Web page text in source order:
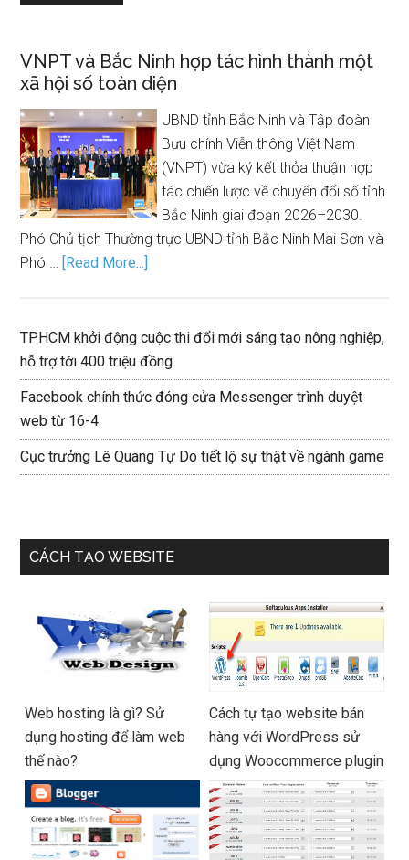
VNPT và Bắc Ninh hợp tác hình thành một
xã hội số toàn diện
UBND tỉnh Bắc Ninh và Tập đoàn
Bưu chính Viễn thông Việt Nam
(VNPT) vừa ký kết thỏa thuận hợp
tác chiến lược về chuyển đổi số tỉnh
Bắc Ninh giai đoạn 2026–2030.
Phó Chủ tịch Thường trực UBND tỉnh Bắc Ninh Mai Sơn và
Phó …
[Read More...]
TPHCM khởi động cuộc thi đổi mới sáng tạo nông nghiệp,
hỗ trợ tới 400 triệu đồng
Facebook chính thức đóng cửa Messenger trình duyệt
web từ 16-4
Cục trưởng Lê Quang Tự Do tiết lộ sự thật về ngành game
CÁCH TẠO WEBSITE
Web hosting là gì? Sử
dụng hosting để làm web
thế nào?
Cách tự tạo website bán
hàng với WordPress sử
dụng Woocommerce plugin